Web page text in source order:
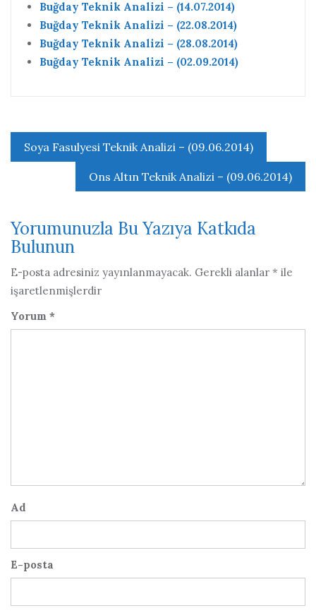
Buğday Teknik Analizi – (14.07.2014)
Buğday Teknik Analizi – (22.08.2014)
Buğday Teknik Analizi – (28.08.2014)
Buğday Teknik Analizi – (02.09.2014)
Yazı
gezinmesi
Soya Fasulyesi Teknik Analizi – (09.06.2014)
Ons Altın Teknik Analizi – (09.06.2014)
Yorumunuzla Bu Yazıya Katkıda
Bulunun
E-posta adresiniz yayınlanmayacak. Gerekli alanlar * ile
işaretlenmişlerdir
Yorum *
Ad
E-posta